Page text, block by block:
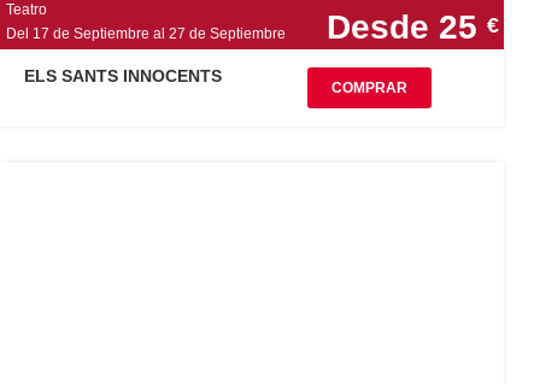
Teatro
Del 17 de Septiembre al 27 de Septiembre
Desde 25 €
ELS SANTS INNOCENTS
COMPRAR